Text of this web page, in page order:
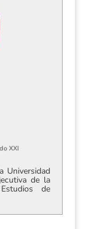
XXI
Universidad
de la
de